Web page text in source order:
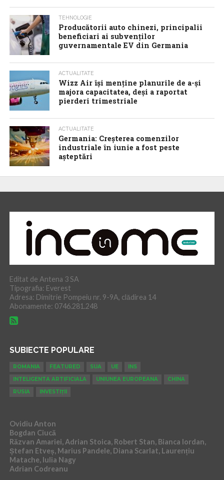
TEHNOLOGIE
Producătorii auto chinezi, principalii
beneficiari ai subvenților
guvernamentale EV din Germania
ACTUALITATE
Wizz Air își menține planurile de a-și
majora capacitatea, deși a raportat
pierderi trimestriale
ACTUALITATE
Germania: Creșterea comenzilor
industriale în iunie a fost peste
așteptări
Editat de Antena 3 SA
Tipografia: Everest
Adresa: Dimitrie Pompeiu nr. 9-9A, clădirea 14
Abonamente: 0746.281.248
SUBIECTE POPULARE
ROMANIA FEATURED SUA UE
INS
INTELIGENTA ARTIFICIALA
UNIUNEA EUROPEANA
CHINA
RUSIA
INVESTIȚII
Ovidiu Anton
Bogdan Ciucă
Răzvan Amariei, Adrian Stoica, Robert Stan, Bianca Iordan,
Ștefan Etveș, Marius Pandele, Diana Scarlat, Laurențiu
Matache, Iulia Nagy
Adrian Codreanu